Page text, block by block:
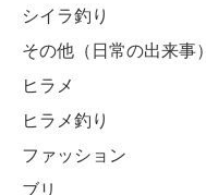
シイラ釣り
その他（日常の出来事）
ヒラメ
ヒラメ釣り
ファッション
ブリ